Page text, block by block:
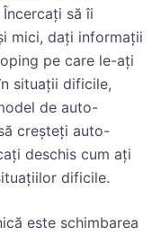
să îi
mici, dați informații
pe care le-ați
situații dificile,
de auto-
creșteți auto-
deschis cum ați
dificile.
este schimbarea